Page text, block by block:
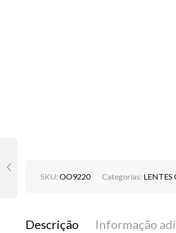
SKU: OO9220 Categorias:
Descrição Informação